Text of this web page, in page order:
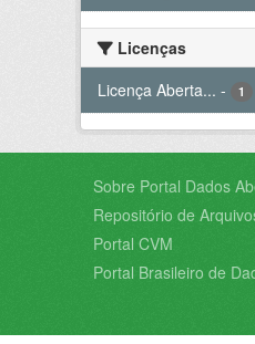
Licenças
Licença Aberta... - 1
Sobre Portal Dados
Repositório de
Portal CVM
Portal Brasileiro de